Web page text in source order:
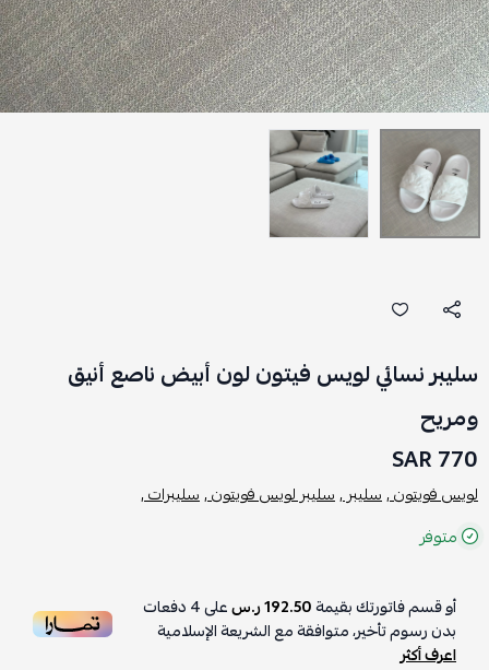
سليبر نسائي لويس فيتون لون أبيض ناصع أنيق
ومريح
770 SAR
لويس فويتون ,سليبر ,سليبر لويس فويتون ,سليبرات ,
متوفر
أو قسم فاتورتك بقيمة192.50 ر.س على4دفعات
بدون رسوم تأخير، متوافقة مع الشريعة الإسلامية
اعرف أكثر